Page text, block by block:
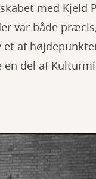
med Kjeld
var både
af
en del af